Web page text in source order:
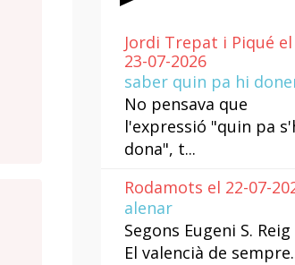
Jordi Trepat i Piqué el
23-07-2026
saber quin pa hi
No pensava que
l'expressió "quin pa
dona", t...
Rodamots el 22-07-
alenar
Segons Eugeni S. Reig
El valencià de